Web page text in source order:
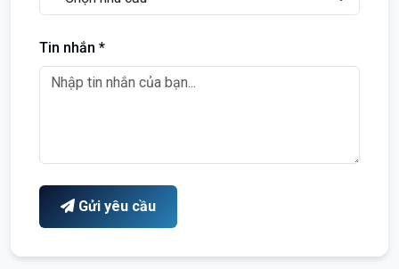
Tin nhắn *
Gửi yêu cầu